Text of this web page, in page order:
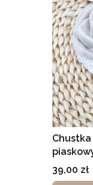
Cena
39,00 zł